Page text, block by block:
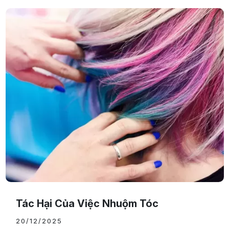
Tác Hại Của Việc Nhuộm Tóc
20/12/2025